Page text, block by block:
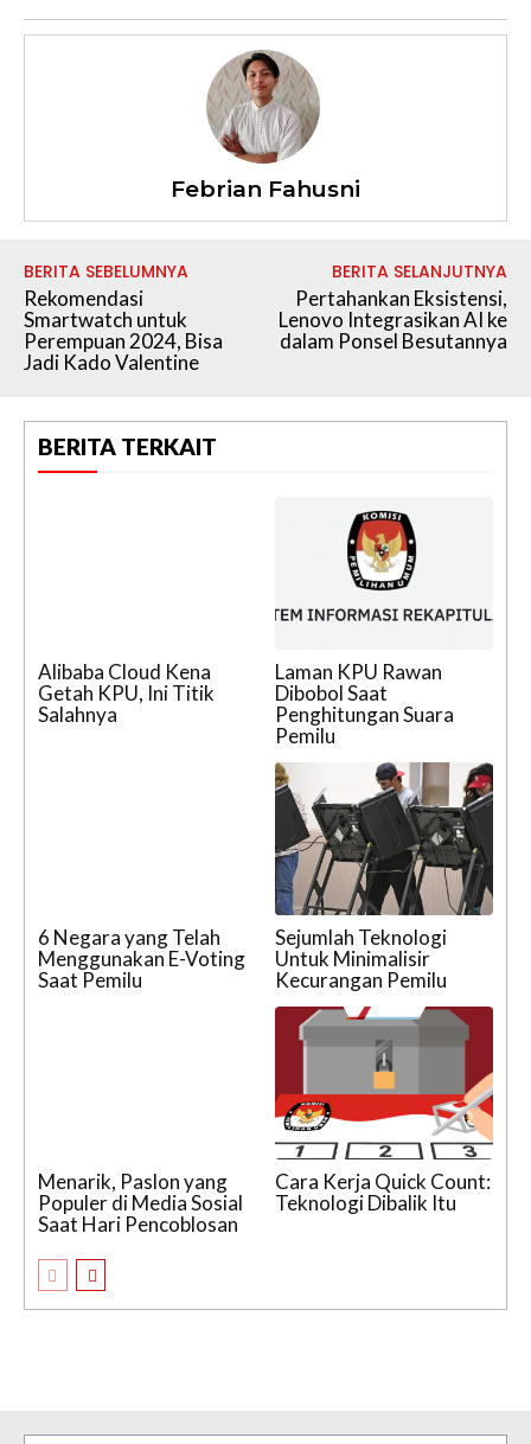
Febrian Fahusni
BERITA SEBELUMNYA
Rekomendasi
Smartwatch untuk
Perempuan 2024, Bisa
Jadi Kado Valentine
BERITA SELANJUTNYA
Pertahankan Eksistensi,
Lenovo Integrasikan AI ke
dalam Ponsel Besutannya
BERITA TERKAIT
Alibaba Cloud Kena
Getah KPU, Ini Titik
Salahnya
Laman KPU Rawan
Dibobol Saat
Penghitungan Suara
Pemilu
6 Negara yang Telah
Menggunakan E-Voting
Saat Pemilu
Sejumlah Teknologi
Untuk Minimalisir
Kecurangan Pemilu
Menarik, Paslon yang
Populer di Media Sosial
Saat Hari Pencoblosan
Cara Kerja Quick Count:
Teknologi Dibalik Itu